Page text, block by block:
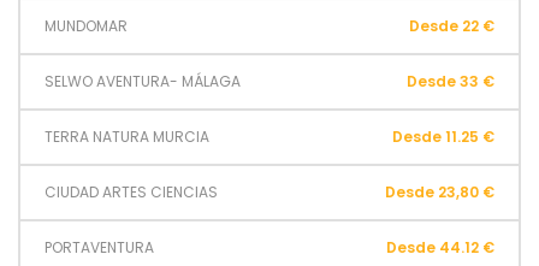
MUNDOMAR Desde 22 €
SELWO AVENTURA- MÁLAGA Desde 33 €
TERRA NATURA MURCIA Desde 11.25 €
CIUDAD ARTES CIENCIAS Desde 23,80 €
PORTAVENTURA Desde 44.12 €